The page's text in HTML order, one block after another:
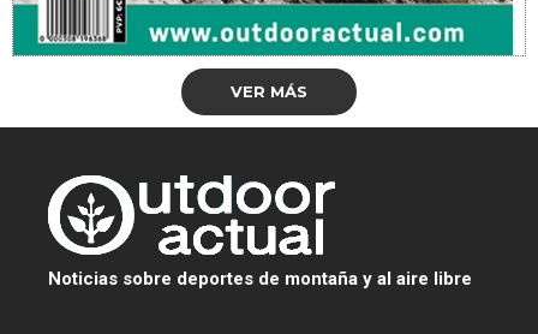
VER MÁS
Noticias sobre deportes de montaña y al aire libre